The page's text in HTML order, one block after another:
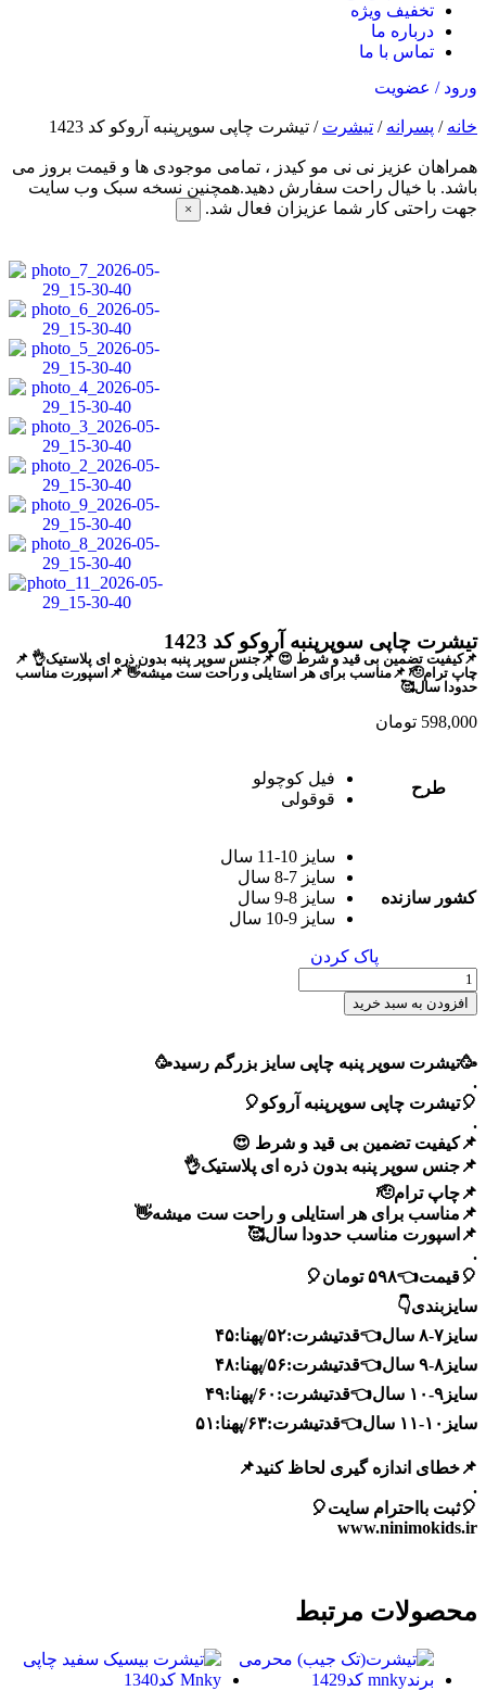
تخفیف ویژه
درباره ما
تماس با ما
ورود / عضویت
خانه / پسرانه / تیشرت / تیشرت چاپی سوپرپنبه آروکو کد 1423
همراهان عزیز نی نی مو کیدز ، تمامی موجودی ها و قیمت بروز می
باشد. با خیال راحت سفارش دهید.همچنین نسخه سبک وب سایت
جهت راحتی کار شما عزیزان فعال شد.
×
تیشرت چاپی سوپرپنبه آروکو کد 1423
📌کیفیت تضمین بی قید و شرط 😍 📌جنس سوپر پنبه بدون ذره ای پلاستیک👌 📌
چاپ ترام🫡
📌مناسب برای هر استایلی و راحت ست میشه👋 📌اسپورت مناسب
حدودا سال🥰
598,000 تومان
طرح
فیل کوچولو
قوقولی
کشور سازنده
سایز 10-11 سال
سایز 7-8 سال
سایز 8-9 سال
سایز 9-10 سال
پاک کردن
افزودن به سبد خرید
🥳تیشرت سوپر پنبه چاپی سایز بزرگم رسید🥳
.
🎈تیشرت چاپی سوپرپنبه آروکو🎈
.
📌کیفیت تضمین بی قید و شرط 😍
📌جنس سوپر پنبه بدون ذره ای پلاستیک👌
📌چاپ ترام🫡
📌مناسب برای هر استایلی و راحت ست میشه👋
📌اسپورت مناسب حدودا سال🥰
.
🎈قیمت👈۵۹۸ تومان🎈
سایزبندی👇
سایز۷-۸ سال👈قدتیشرت:۵۲/پهنا:۴۵
سایز۸-۹ سال👈قدتیشرت:۵۶/پهنا:۴۸
سایز۹-۱۰ سال👈قدتیشرت:۶۰/پهنا:۴۹
سایز۱۰-۱۱ سال👈قدتیشرت:۶۳/پهنا:۵۱
📌خطای اندازه گیری لحاظ کنید📌
.
🎈ثبت بااحترام سایت🎈
www.ninimokids.ir
محصولات مرتبط